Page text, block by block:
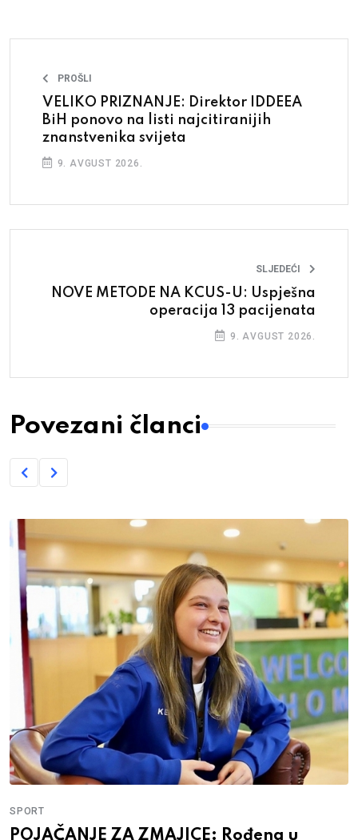
PROŠLI
VELIKO PRIZNANJE: Direktor IDDEEA
BiH ponovo na listi najcitiranijih
znanstvenika svijeta
9. AVGUST 2026.
SLJEDEĆI
NOVE METODE NA KCUS-U: Uspješna
operacija 13 pacijenata
9. AVGUST 2026.
Povezani članci
SPORT
POJAČANJE ZA ZMAJICE: Rođena u